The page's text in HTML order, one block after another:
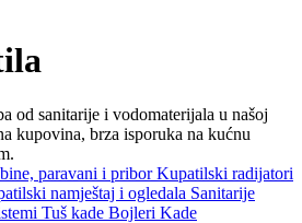
od sanitarije i vodomaterijala u našoj
kupovina, brza isporuka na kućnu
paravani i priborKupatilski radijatori
namještaj i ogledala Sanitarije
Tuš kade Bojleri Kade